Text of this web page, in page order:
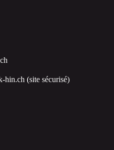
hin.ch (site sécurisé)